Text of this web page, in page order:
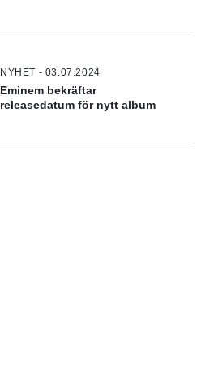
NYHET - 03.07.2024
Eminem bekräftar
releasedatum för nytt album